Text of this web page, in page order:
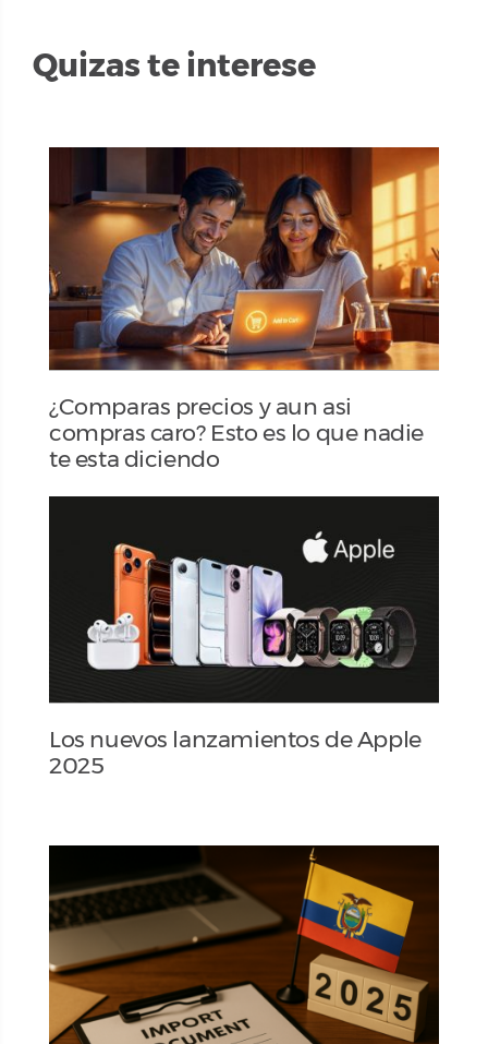
Quizas te interese
¿Comparas precios y aun asi
compras caro? Esto es lo que nadie
te esta diciendo
Los nuevos lanzamientos de Apple
2025